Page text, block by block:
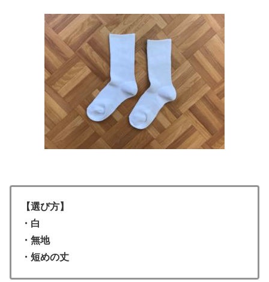
【選び方】
・白
・無地
・短めの丈